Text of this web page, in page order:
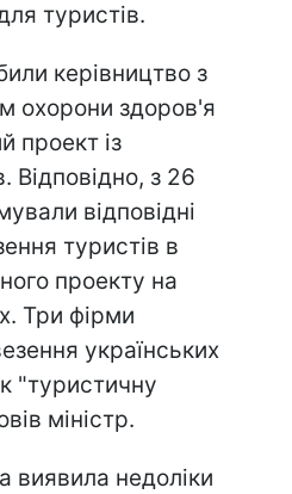
туристів.
керівництво з
охорони здоров'я
проект із
Відповідно, з 26
відповідні
туристів в
проекту на
Три фірми
українських
"туристичну
міністр.
виявила недоліки